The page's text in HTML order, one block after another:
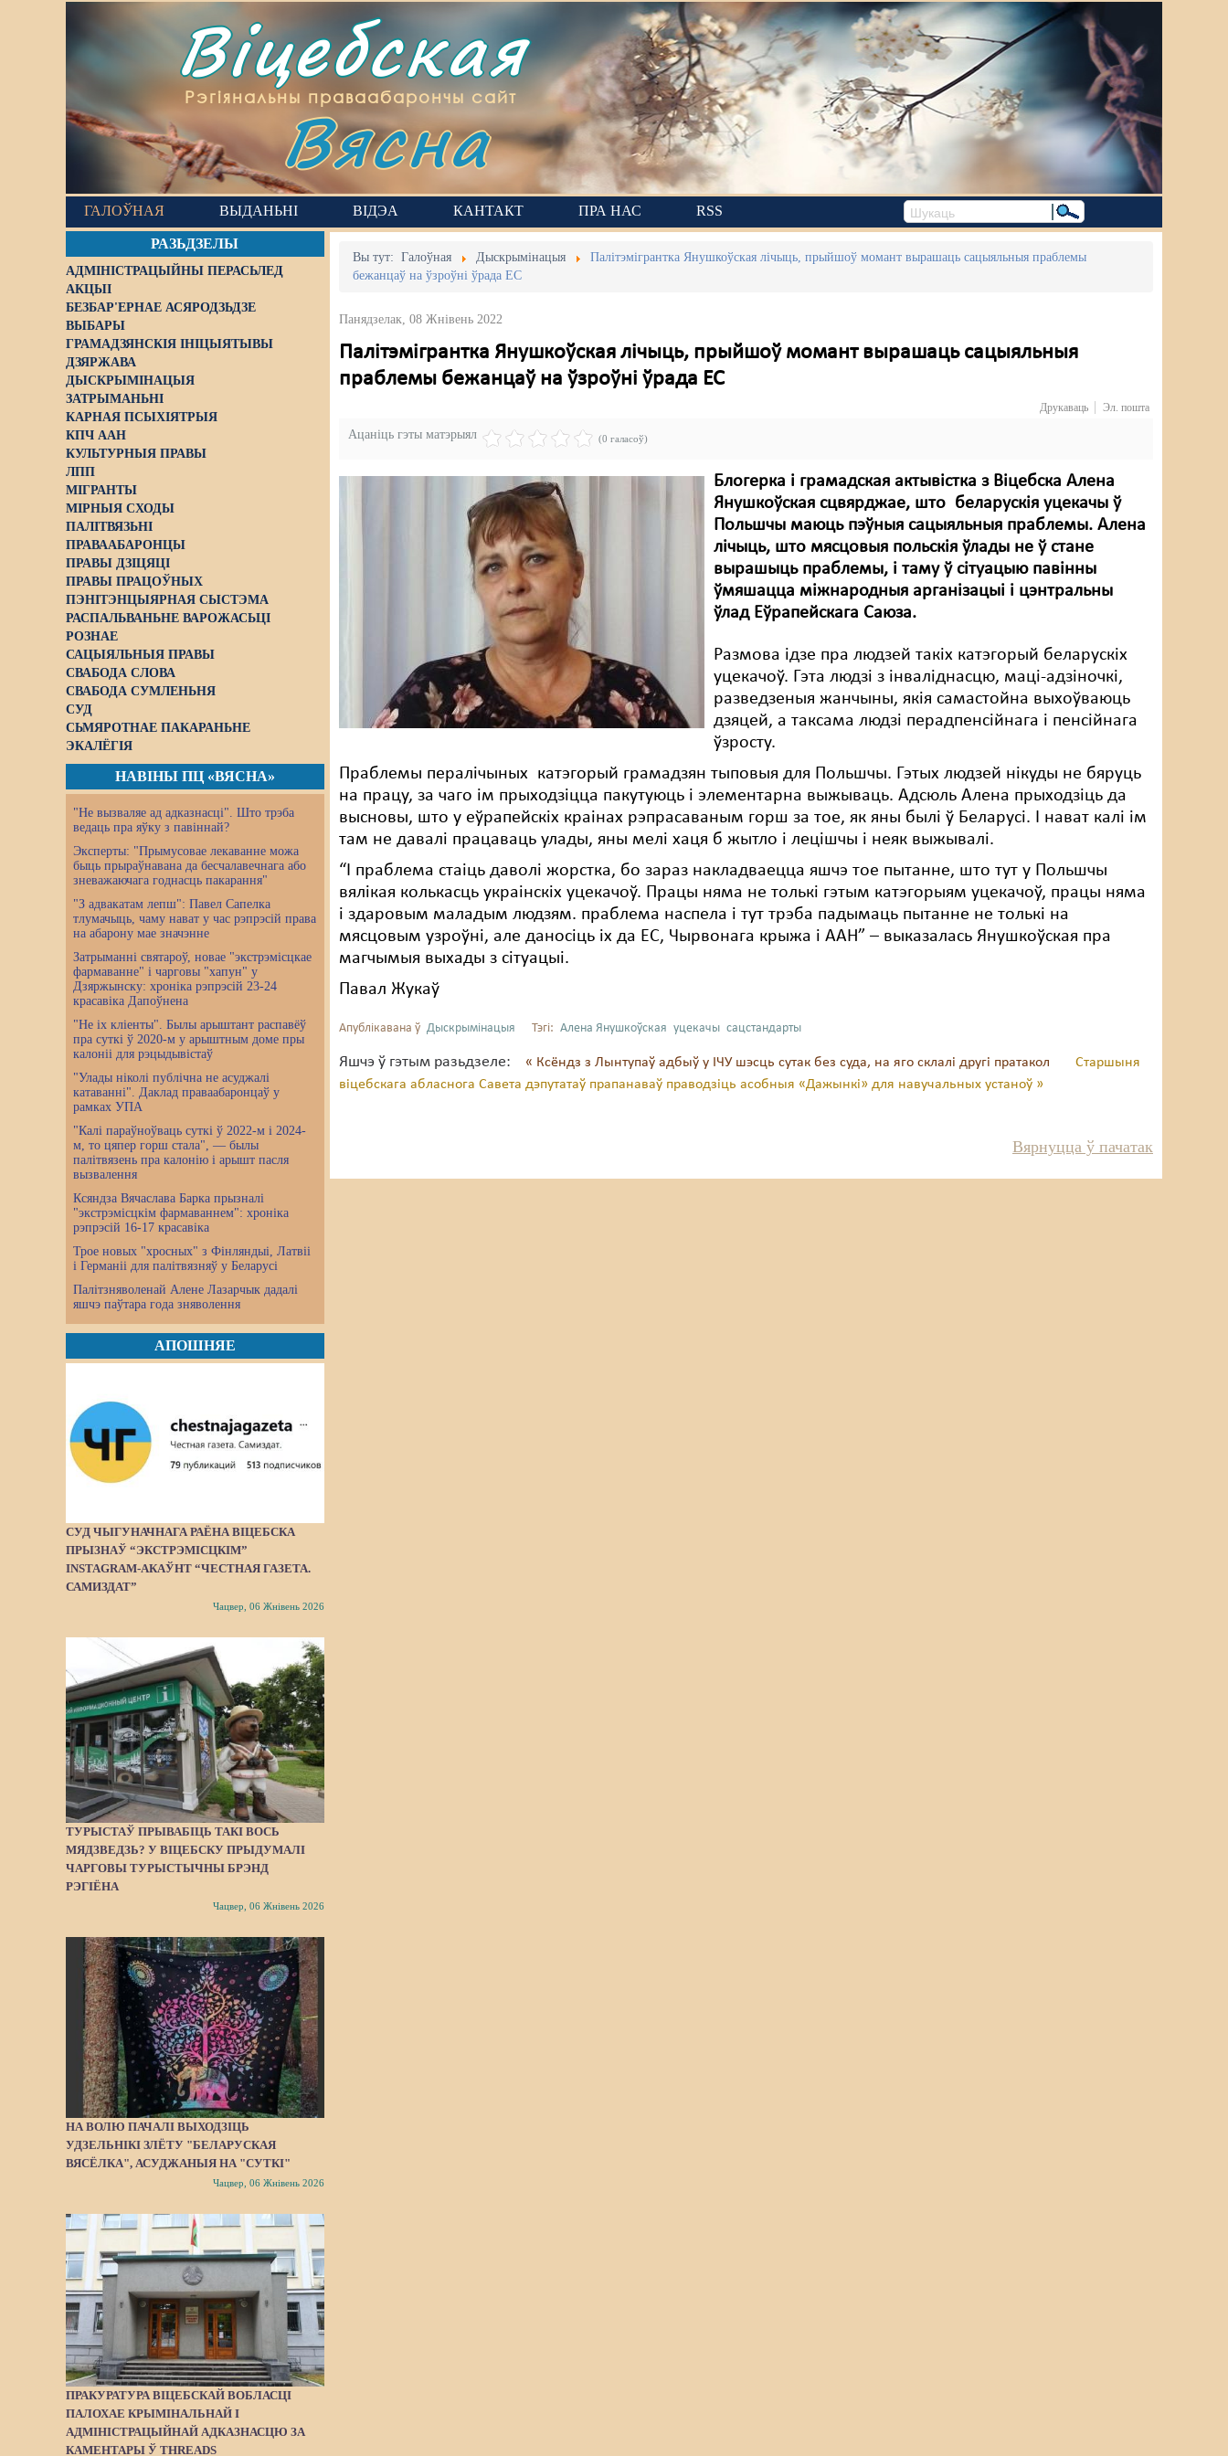
Віцебская
Рэгіянальны праваабарончы сайт
Вясна
ГАЛОЎНАЯ ВЫДАНЬНІ ВІДЭА КАНТАКТ ПРА НАС RSS
РАЗЬДЗЕЛЫ
АДМІНІСТРАЦЫЙНЫ ПЕРАСЬЛЕД
АКЦЫІ
БЕЗБАР'ЕРНАЕ АСЯРОДЗЬДЗЕ
ВЫБАРЫ
ГРАМАДЗЯНСКІЯ ІНІЦЫЯТЫВЫ
ДЗЯРЖАВА
ДЫСКРЫМІНАЦЫЯ
ЗАТРЫМАНЬНІ
КАРНАЯ ПСЫХІЯТРЫЯ
КПЧ ААН
КУЛЬТУРНЫЯ ПРАВЫ
ЛПП
МІГРАНТЫ
МІРНЫЯ СХОДЫ
ПАЛІТВЯЗЬНІ
ПРАВААБАРОНЦЫ
ПРАВЫ ДЗІЦЯЦІ
ПРАВЫ ПРАЦОЎНЫХ
ПЭНІТЭНЦЫЯРНАЯ СЫСТЭМА
РАСПАЛЬВАНЬНЕ ВАРОЖАСЬЦІ
РОЗНАЕ
САЦЫЯЛЬНЫЯ ПРАВЫ
СВАБОДА СЛОВА
СВАБОДА СУМЛЕНЬНЯ
СУД
СЬМЯРОТНАЕ ПАКАРАНЬНЕ
ЭКАЛЁГІЯ
НАВІНЫ ПЦ «ВЯСНА»
"Не вызваляе ад адказнасці". Што трэба
ведаць пра яўку з павіннай?
Эксперты: "Прымусовае лекаванне можа
быць прыраўнавана да бесчалавечнага або
зневажаючага годнасць пакарання"
"З адвакатам лепш": Павел Сапелка
тлумачыць, чаму нават у час рэпрэсій права
на абарону мае значэнне
Затрыманні святароў, новае "экстрэмісцкае
фармаванне" і чарговы "хапун" у
Дзяржынску: хроніка рэпрэсій 23-24
красавіка Дапоўнена
"Не іх кліенты". Былы арыштант распавёў
пра суткі ў 2020-м у арыштным доме пры
калоніі для рэцыдывістаў
"Улады ніколі публічна не асуджалі
катаванні". Даклад праваабаронцаў у
рамках УПА
"Калі параўноўваць суткі ў 2022-м і 2024-
м, то цяпер горш стала", — былы
палітвязень пра калонію і арышт пасля
вызвалення
Ксяндза Вячаслава Барка прызналі
"экстрэмісцкім фармаваннем": хроніка
рэпрэсій 16-17 красавіка
Трое новых "хросных" з Фінляндыі, Латвіі
і Германіі для палітвязняў у Беларусі
Палітзняволенай Алене Лазарчык дадалі
яшчэ паўтара года зняволення
АПОШНЯЕ
СУД ЧЫГУНАЧНАГА РАЁНА ВІЦЕБСКА
ПРЫЗНАЎ “ЭКСТРЭМІСЦКІМ”
INSTAGRAM-АКАЎНТ “ЧЕСТНАЯ ГАЗЕТА.
САМИЗДАТ”
Чацвер, 06 Жнівень 2026
ТУРЫСТАЎ ПРЫВАБІЦЬ ТАКІ ВОСЬ
МЯДЗВЕДЗЬ? У ВІЦЕБСКУ ПРЫДУМАЛІ
ЧАРГОВЫ ТУРЫСТЫЧНЫ БРЭНД
РЭГІЁНА
Чацвер, 06 Жнівень 2026
НА ВОЛЮ ПАЧАЛІ ВЫХОДЗІЦЬ
УДЗЕЛЬНІКІ ЗЛЁТУ "БЕЛАРУСКАЯ
ВЯСЁЛКА", АСУДЖАНЫЯ НА "СУТКІ"
Чацвер, 06 Жнівень 2026
ПРАКУРАТУРА ВІЦЕБСКАЙ ВОБЛАСЦІ
ПАЛОХАЕ КРЫМІНАЛЬНАЙ І
АДМІНІСТРАЦЫЙНАЙ АДКАЗНАСЦЮ ЗА
КАМЕНТАРЫ Ў THREADS
Вы тут:Галоўная Дыскрымінацыя
Палітэмігрантка Янушкоўская лічыць, прыйшоў момант вырашаць сацыяльныя праблемы
бежанцаў на ўзроўні ўрада ЕС
Панядзелак, 08 Жнівень 2022
Палітэмігрантка Янушкоўская лічыць, прыйшоў момант вырашаць сацыяльныя
праблемы бежанцаў на ўзроўні ўрада ЕС
Друкаваць Эл. пошта
Ацаніць гэты матэрыял (0 галасоў)
Блогерка і грамадская актывістка з Віцебска Алена
Янушкоўская сцвярджае, што беларускія уцекачы ў
Польшчы маюць пэўныя сацыяльныя праблемы. Алена
лічыць, што мясцовыя польскія ўлады не ў стане
вырашыць праблемы, і таму ў сітуацыю павінны
ўмяшацца міжнародныя арганізацыі і цэнтральны
ўлад Еўрапейскага Саюза.
Размова ідзе пра людзей такіх катэгорый беларускіх
уцекачоў. Гэта людзі з інваліднасцю, маці-адзіночкі,
разведзеныя жанчыны, якія самастойна выхоўваюць
дзяцей, а таксама людзі перадпенсійнага і пенсійнага
ўзросту.
Праблемы пералічыных катэгорый грамадзян тыповыя для Польшчы. Гэтых людзей нікуды не бяруць
на працу, за чаго ім прыходзіцца пакутуюць і элементарна выжываць. Адсюль Алена прыходзіць да
высновы, што у еўрапейскіх краінах рэпрасаваным горш за тое, як яны былі ў Беларусі. І нават калі ім
там не давалі працаваць улады, яны мелі хаця б жытло і лецішчы і неяк выжывалі.
“І праблема стаіць даволі жорстка, бо зараз накладваецца яшчэ тое пытанне, што тут у Польшчы
вялікая колькасць украінскіх уцекачоў. Працы няма не толькі гэтым катэгорыям уцекачоў, працы няма
і здаровым маладым людзям. праблема наспела і тут трэба падымаць пытанне не толькі на
мясцовым узроўні, але даносіць іх да ЕС, Чырвонага крыжа і ААН” – выказалась Янушкоўская пра
магчымыя выхады з сітуацыі.
Павал Жукаў
Апублікавана ў Дыскрымінацыя Тэгі: Алена Янушкоўская уцекачы сацстандарты
Яшчэ ў гэтым разьдзеле: « Ксёндз з Лынтупаў адбыў у ІЧУ шэсць сутак без суда, на яго склалі другі пратакол
Старшыня
віцебскага абласнога Савета дэпутатаў прапанаваў праводзіць асобныя «Дажынкі» для навучальных устаноў »
Вярнуцца ў пачатак